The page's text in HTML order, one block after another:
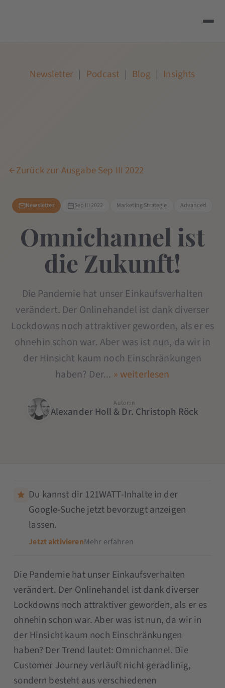
Newsletter | Podcast | Blog | Insights
Zurück zur Ausgabe Sep III 2022
Newsletter Sep III 2022 Marketing Strategie Advanced
Omnichannel ist
die Zukunft!
Die Pandemie hat unser Einkaufsverhalten
verändert. Der Onlinehandel ist dank diverser
Lockdowns noch attraktiver geworden, als er es
ohnehin schon war. Aber was ist nun, da wir in
der Hinsicht kaum noch Einschränkungen
haben? Der... » weiterlesen
Autor:in
Alexander Holl & Dr. Christoph Röck
Du kannst dir 121WATT-Inhalte in der
Google-Suche jetzt bevorzugt anzeigen
lassen.
Jetzt aktivierenMehr erfahren
Die Pandemie hat unser Einkaufsverhalten
verändert. Der Onlinehandel ist dank diverser
Lockdowns noch attraktiver geworden, als er es
ohnehin schon war. Aber was ist nun, da wir in
der Hinsicht kaum noch Einschränkungen
haben? Der Trend lautet: Omnichannel. Die
Customer Journey verläuft nicht geradlinig,
sondern besteht aus verschiedenen